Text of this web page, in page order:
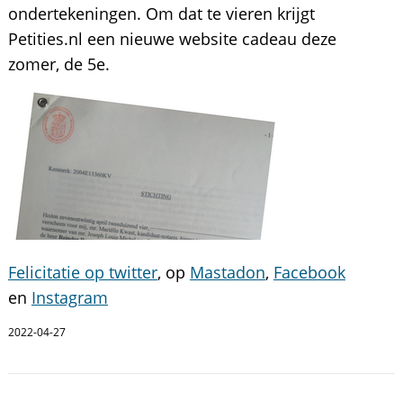
ondertekeningen. Om dat te vieren krijgt
Petities.nl een nieuwe website cadeau deze
zomer, de 5e.
Felicitatie op twitter, op Mastadon, Facebook
en Instagram
2022-04-27